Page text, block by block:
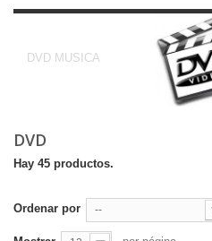
DVD MUSICA
DVD
Hay 45 productos.
Ordenar por --